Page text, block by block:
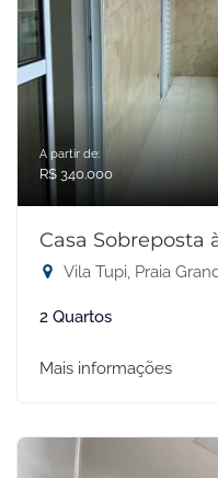
A partir de:
R$ 340.000
Casa Sobreposta
Vila Tupi, Praia
2 Quartos
Mais informações